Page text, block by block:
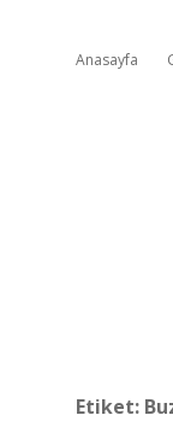
Anasayfa
Etiket: